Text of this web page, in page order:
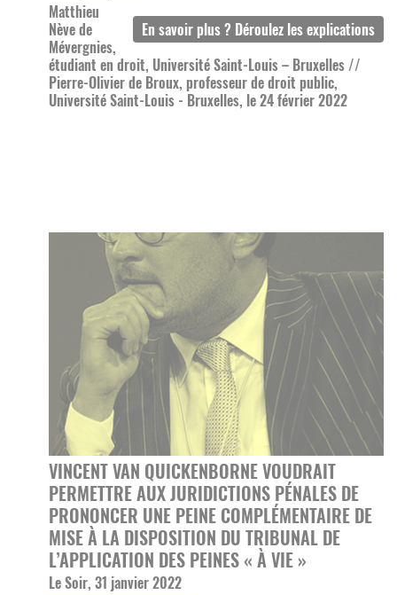
Matthieu
Nève de
Mévergnies,
étudiant en droit, Université Saint-Louis – Bruxelles //
Pierre-Olivier de Broux, professeur de droit public,
Université Saint-Louis - Bruxelles, le 24 février 2022
VINCENT VAN QUICKENBORNE VOUDRAIT
PERMETTRE AUX JURIDICTIONS PÉNALES DE
PRONONCER UNE PEINE COMPLÉMENTAIRE DE
MISE À LA DISPOSITION DU TRIBUNAL DE
L’APPLICATION DES PEINES « À VIE »
Le Soir, 31 janvier 2022